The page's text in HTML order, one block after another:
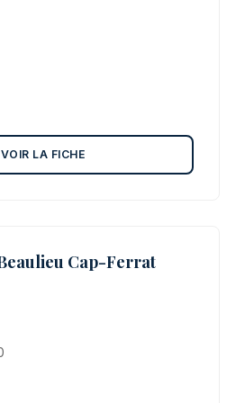
VOIR LA FICHE
Cap-Ferrat